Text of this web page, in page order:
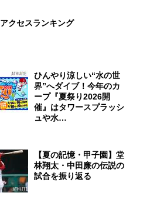
アクセスランキング
ひんやり涼しい“水の世
界”へダイブ！今年のカ
ープ『夏祭り2026開
催』はタワースプラッシ
ュや水…
【夏の記憶・甲子園】堂
林翔太・中田廉の伝説の
試合を振り返る